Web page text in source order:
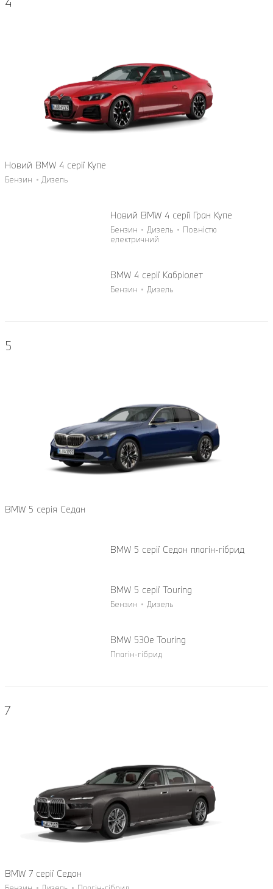
Новий BMW 4 cерії Купе
Бензин Дизель
Новий BMW 4 серії Гран Купе
Бензин Дизель
Повністю
електричний
BMW 4 cерії Кабріолет
Бензин Дизель
5
BMW 5 серія Седан
BMW 5 серії Cедан плагін-гібрид
BMW 5 серії Touring
Бензин Дизель
BMW 530e Touring
Плагін-гібрид
7
BMW 7 серії Седан